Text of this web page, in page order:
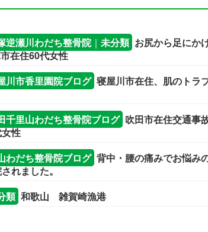
逆瀬川わだち整骨院｜ 未分類 お尻から足にか
在住60代女性
川市香里園院ブログ 寝屋川市在住、肌のトラ
千里山わだち整骨院ブログ 吹田市在住交通事
性
わだち整骨院ブログ 背中・腰の痛みでお悩み
れました。
類 和歌山 雑賀崎漁港